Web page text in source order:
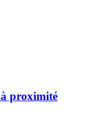
à proximité